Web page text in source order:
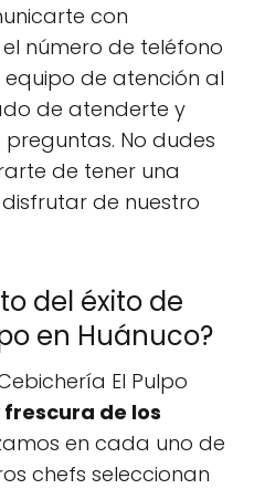
con
número de teléfono
equipo de atención al
de atenderte y
No dudes
de tener una
de nuestro
del éxito de
en Huánuco?
El Pulpo
de los
en cada uno de
chefs seleccionan